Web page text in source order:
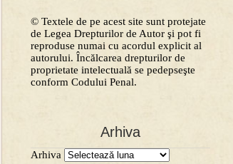
© Textele de pe acest site sunt protejate
de Legea Drepturilor de Autor şi pot fi
reproduse numai cu acordul explicit al
autorului. Încălcarea drepturilor de
proprietate intelectuală se pedepseşte
conform Codului Penal.
Arhiva
Arhiva